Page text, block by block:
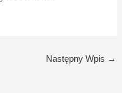
Następny Wpis →